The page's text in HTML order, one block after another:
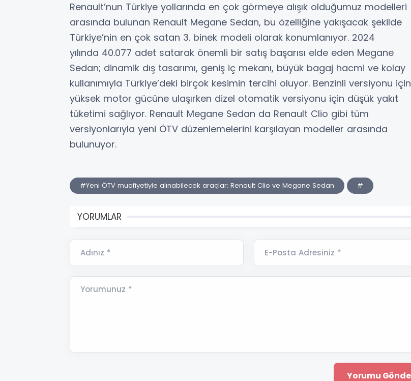
Renault’nun Türkiye yollarında en çok görmeye alışık olduğumuz modelleri
arasında bulunan Renault Megane Sedan, bu özelliğine yakışacak şekilde
Türkiye’nin en çok satan 3. binek modeli olarak konumlanıyor. 2024
yılında 40.077 adet satarak önemli bir satış başarısı elde eden Megane
Sedan; dinamik dış tasarımı, geniş iç mekanı, büyük bagaj hacmi ve kolay
kullanımıyla Türkiye’deki birçok kesimin tercihi oluyor. Benzinli versiyonu için
yüksek motor gücüne ulaşırken dizel otomatik versiyonu için düşük yakıt
tüketimi sağlıyor. Renault Megane Sedan da Renault Clio gibi tüm
versiyonlarıyla yeni ÖTV düzenlemelerini karşılayan modeller arasında
bulunuyor.
#Yeni ÖTV muafiyetiyle alınabilecek araçlar: Renault Clio ve Megane Sedan #
YORUMLAR
Adınız * E-Posta Adresiniz *
Yorumunuz *